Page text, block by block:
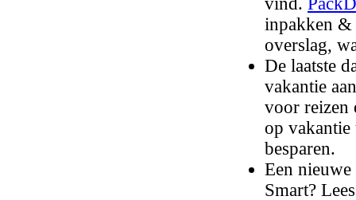
inpakken &
overslag,
De laatste
vakantie
voor reizen
op vakantie
besparen.
Een
Smart?